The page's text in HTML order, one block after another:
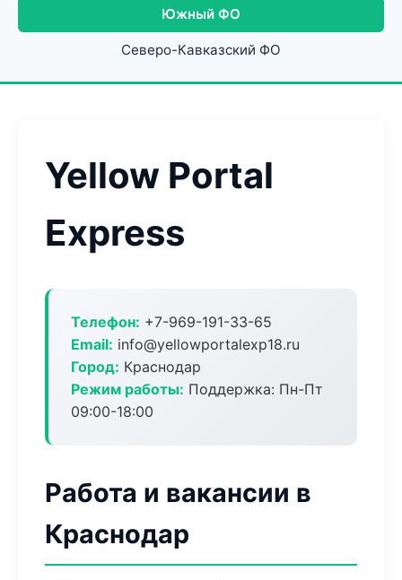
Южный ФО
Северо-Кавказский ФО
Yellow Portal
Express
Телефон: +7-969-191-33-65
Email: info@yellowportalexp18.ru
Город: Краснодар
Режим работы: Поддержка: Пн-Пт
09:00-18:00
Работа и вакансии в
Краснодар